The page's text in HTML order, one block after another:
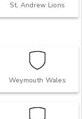
St. Andrew Lions
Weymouth Wales